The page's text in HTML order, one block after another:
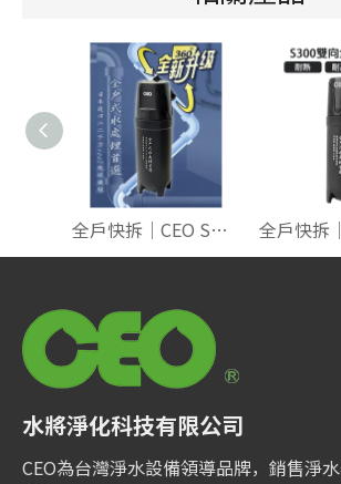
全戶快拆｜CEO S500萬向頭｜單管四效 折疊式PP+純碳纖+載銀+除鉛
水將淨化科技有限公司
CEO為台灣淨水設備領導品牌，銷售淨